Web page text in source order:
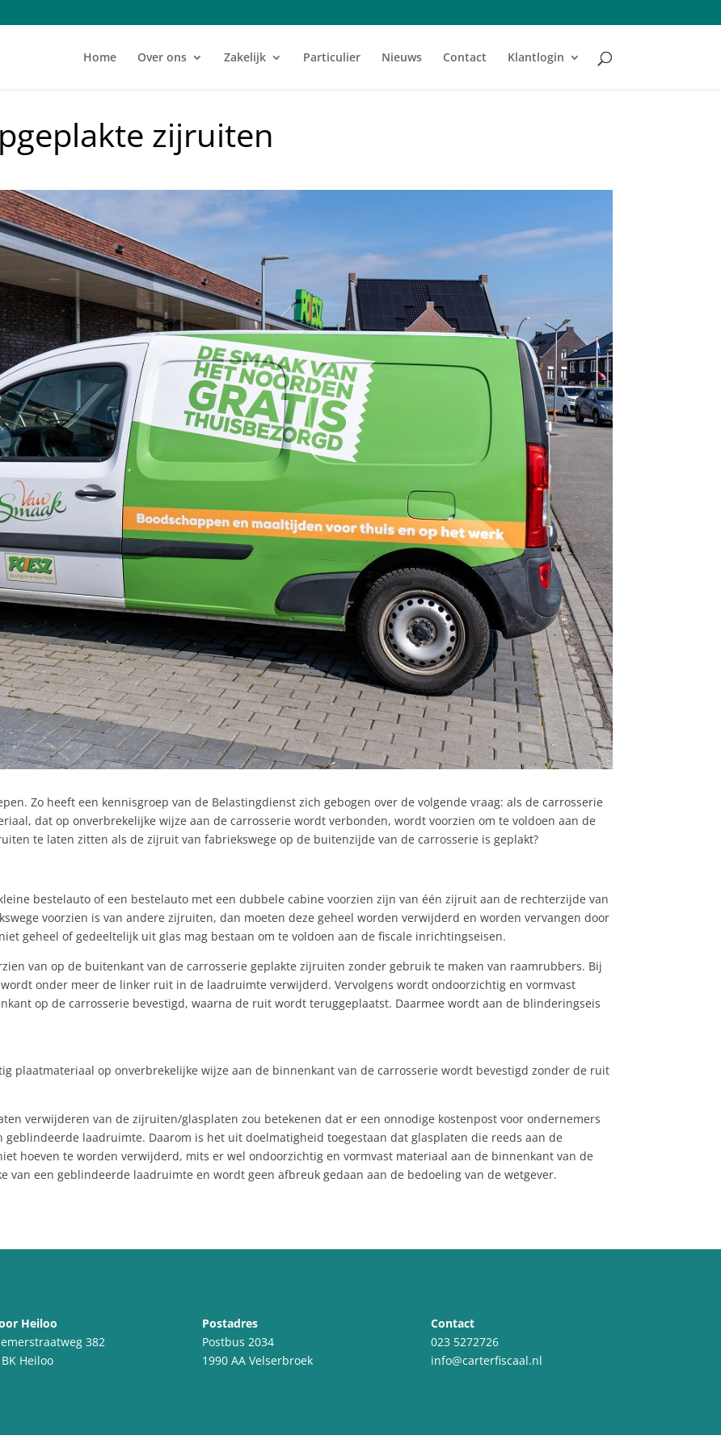
Home Over ons Zakelijk Particulier Nieuws Contact Klantlogin
zijruiten
Zo heeft een kennisgroep van de Belastingdienst zich gebogen over de volgende vraag: als de carrosserie
dat op onverbrekelijke wijze aan de carrosserie wordt verbonden, wordt voorzien om te voldoen aan de
te laten zitten als de zijruit van fabriekswege op de buitenzijde van de carrosserie is geplakt?
bestelauto of een bestelauto met een dubbele cabine voorzien zijn van één zijruit aan de rechterzijde van
voorzien is van andere zijruiten, dan moeten deze geheel worden verwijderd en worden vervangen door
geheel of gedeeltelijk uit glas mag bestaan om te voldoen aan de fiscale inrichtingseisen.
van op de buitenkant van de carrosserie geplakte zijruiten zonder gebruik te maken van raamrubbers. Bij
onder meer de linker ruit in de laadruimte verwijderd. Vervolgens wordt ondoorzichtig en vormvast
op de carrosserie bevestigd, waarna de ruit wordt teruggeplaatst. Daarmee wordt aan de blinderingseis
plaatmateriaal op onverbrekelijke wijze aan de binnenkant van de carrosserie wordt bevestigd zonder de ruit
verwijderen van de zijruiten/glasplaten zou betekenen dat er een onnodige kostenpost voor ondernemers
laadruimte. Daarom is het uit doelmatigheid toegestaan dat glasplaten die reeds aan de
hoeven te worden verwijderd, mits er wel ondoorzichtig en vormvast materiaal aan de binnenkant van de
van een geblindeerde laadruimte en wordt geen afbreuk gedaan aan de bedoeling van de wetgever.
Heiloo
382
Heiloo
Postadres
Postbus 2034
1990 AA Velserbroek
Contact
023 5272726
info@carterfiscaal.nl